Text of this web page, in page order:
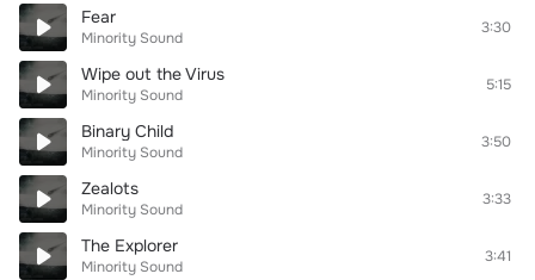
Fear
Minority Sound
3:30
Wipe out the Virus
Minority Sound
5:15
Binary Child
Minority Sound
3:50
Zealots
Minority Sound
3:33
The Explorer
Minority Sound
3:41